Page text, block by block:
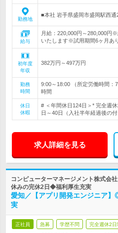
勤務地
■本社 岩手県盛岡市盛岡駅西通
給与
月給：220,000円～280,000円
いたします※試用期間6ヶ月あ
初年度
年収
382万円～497万円
勤務
時間
9:00～18:00 （所定労働時間
時間
休日
休暇
# ＜年間休日124日＞* 完全週
日～40日（入社半年経過後の付
求人詳細を見る
コンピューターマネージメント株式会
休みの完休2日◆福利厚生充実
愛知／【アプリ開発エンジニア
実
正社員 急募 学歴不問 完全週休2日